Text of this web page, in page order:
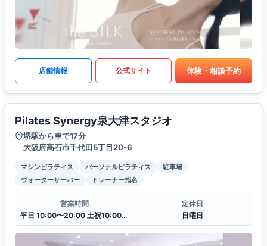
店舗情報 公式サイト 体験・相談予約
Pilates Synergy泉大津スタジオ
堺駅から車で17分
大阪府高石市千代田5丁目20-6
マシンピラティス パーソナルピラティス
駐車場
ウォーターサーバー
トレーナー指名
営業時間
平日 10:00〜20:00 土祝10:00〜17:00
定休日
日曜日